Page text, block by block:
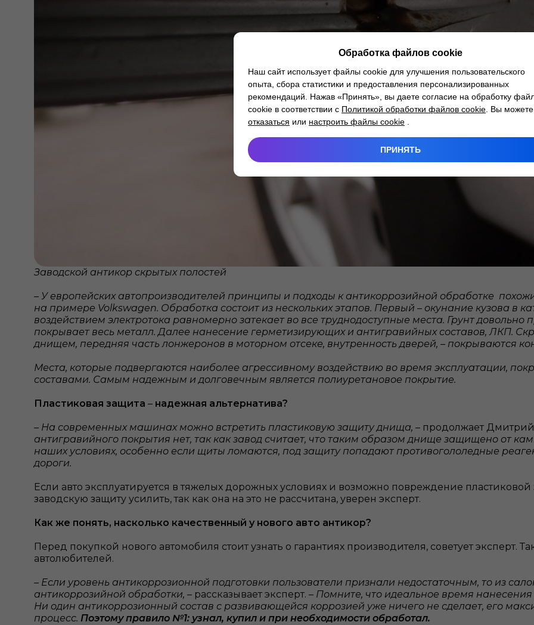
Заводской антикор скрытых полостей
– У европейских автопроизводителей принципы и подходы к антикоррозийной обработке
на примере Volkswagen. Обработка состоит из нескольких этапов. Первый – окунание кузова в
воздействием электротока равномерно затекает во все труднодоступные места. Грунт
покрывает весь металл. Далее нанесение герметизирующих и антигравийных составов, ЛКП.
днищем, передняя часть лонжеронов в моторном отсеке, внутренность дверей, – покрываются
Места, которые подвергаются наиболее агрессивному воздействию во время эксплуатации,
составами. Самым надежным и долговечным является полиуретановое покрытие.
Пластиковая защита – надежная альтернатива?
– На современных машинах можно встретить пластиковую защиту днища, – продолжает
антигравийного покрытия нет, так как завод считает, что таким образом днище защищено от
наших условиях, особенно если щиты ломаются, под защиту попадают противогололедные
дороги.
Если авто эксплуатируется в тяжелых дорожных условиях и возможно повреждение
заводскую защиту усилить, так как она на это не рассчитана, уверен эксперт.
Как же понять, насколько качественный у нового авто антикор?
Перед покупкой нового автомобиля стоит узнать о гарантиях производителя, советует
автолюбителей.
– Если уровень антикоррозионной подготовки пользователи признали недостаточным, то из
антикоррозийной обработки, – рассказывает эксперт. – Помните, что идеальное время
Ни один антикоррозионный состав с развивающейся коррозией уже ничего не сделает, его
процесс. Поэтому правило №1: узнал, купил и при необходимости обработал.
Обработка файлов cookie
Наш сайт использует файлы cookie для улучшения пользовательского
опыта, сбора статистики и предоставления персонализированных
рекомендаций. Нажав «Принять», вы даете согласие на обработку
cookie в соответствии с Политикой обработки файлов cookie . Вы можете
отказаться или настроить файлы cookie
ПРИНЯТЬ